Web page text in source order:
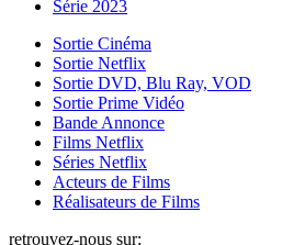
Série 2023
Sortie Cinéma
Sortie Netflix
Sortie DVD, Blu Ray, VOD
Sortie Prime Vidéo
Bande Annonce
Films Netflix
Séries Netflix
Acteurs de Films
Réalisateurs de Films
retrouvez-nous sur: